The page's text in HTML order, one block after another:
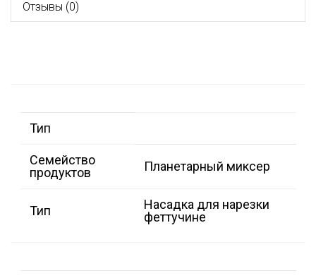
Отзывы (0)
Тип
Семейство
продуктов
Планетарный миксер
Тип
Насадка для нарезки
феттучине